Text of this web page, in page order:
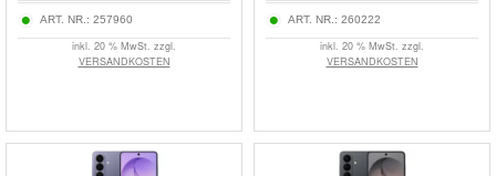
ART. NR.: 257960
inkl. 20 % MwSt. zzgl.
VERSANDKOSTEN
ART. NR.: 260222
inkl. 20 % MwSt. zzgl.
VERSANDKOSTEN